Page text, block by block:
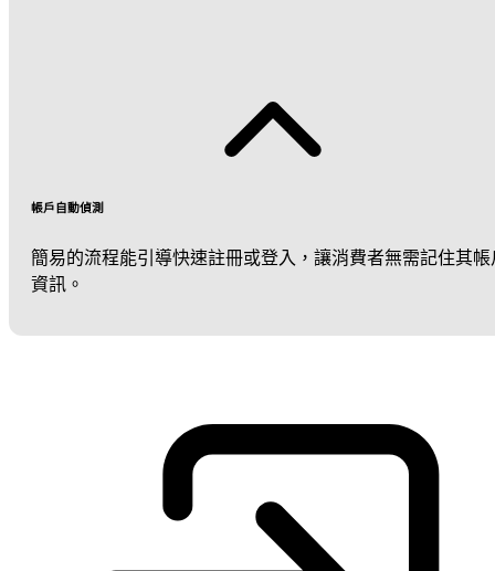
帳戶自動偵測
簡易的流程能引導快速註冊或登入，讓消費者無需記住其帳
資訊。